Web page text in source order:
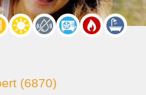
(6870)